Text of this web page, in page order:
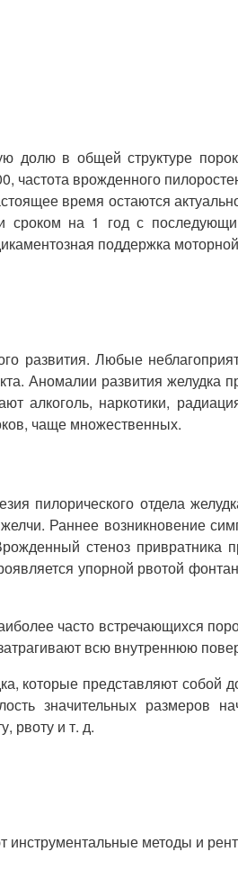
долю в общей структуре
частота врожденного
время остаются
сроком на 1 год с
поддержка
развития. Любые
Аномалии развития
алкоголь, наркотики,
чаще множественных.
пилорического отдела
Раннее возникновение
стеноз
упорной рвотой
часто встречающихся
всю внутреннюю
которые представляют собой
значительных размеров
рвоту и т. д.
инструментальные методы и